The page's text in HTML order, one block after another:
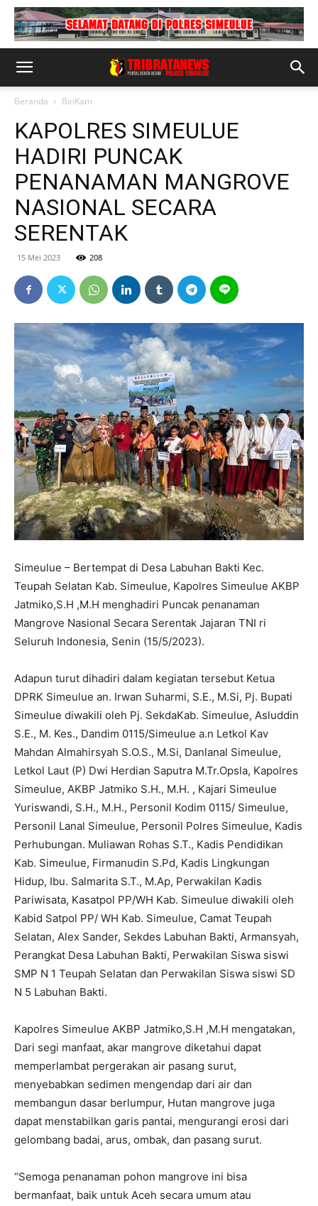
Beranda BinKam
KAPOLRES SIMEULUE
HADIRI PUNCAK
PENANAMAN MANGROVE
NASIONAL SECARA
SERENTAK
15 Mei 2023 208
Simeulue – Bertempat di Desa Labuhan Bakti Kec.
Teupah Selatan Kab. Simeulue, Kapolres Simeulue AKBP
Jatmiko,S.H ,M.H menghadiri Puncak penanaman
Mangrove Nasional Secara Serentak Jajaran TNI ri
Seluruh Indonesia, Senin (15/5/2023).
Adapun turut dihadiri dalam kegiatan tersebut Ketua
DPRK Simeulue an. Irwan Suharmi, S.E., M.Si, Pj. Bupati
Simeulue diwakili oleh Pj. SekdaKab. Simeulue, Asluddin
S.E., M. Kes., Dandim 0115/Simeulue a.n Letkol Kav
Mahdan Almahirsyah S.O.S., M.Si, Danlanal Simeulue,
Letkol Laut (P) Dwi Herdian Saputra M.Tr.Opsla, Kapolres
Simeulue, AKBP Jatmiko S.H., M.H. , Kajari Simeulue
Yuriswandi, S.H., M.H., Personil Kodim 0115/ Simeulue,
Personil Lanal Simeulue, Personil Polres Simeulue, Kadis
Perhubungan. Muliawan Rohas S.T., Kadis Pendidikan
Kab. Simeulue, Firmanudin S.Pd, Kadis Lingkungan
Hidup, Ibu. Salmarita S.T., M.Ap, Perwakilan Kadis
Pariwisata, Kasatpol PP/WH Kab. Simeulue diwakili oleh
Kabid Satpol PP/ WH Kab. Simeulue, Camat Teupah
Selatan, Alex Sander, Sekdes Labuhan Bakti, Armansyah,
Perangkat Desa Labuhan Bakti, Perwakilan Siswa siswi
SMP N 1 Teupah Selatan dan Perwakilan Siswa siswi SD
N 5 Labuhan Bakti.
Kapolres Simeulue AKBP Jatmiko,S.H ,M.H mengatakan,
Dari segi manfaat, akar mangrove diketahui dapat
memperlambat pergerakan air pasang surut,
menyebabkan sedimen mengendap dari air dan
membangun dasar berlumpur, Hutan mangrove juga
dapat menstabilkan garis pantai, mengurangi erosi dari
gelombang badai, arus, ombak, dan pasang surut.
“Semoga penanaman pohon mangrove ini bisa
bermanfaat, baik untuk Aceh secara umum atau